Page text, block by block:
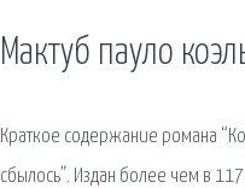
Мактуб пауло
Краткое содержание романа
сбылось”. Издан более чем в